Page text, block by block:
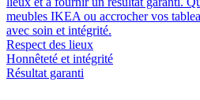
meubles IKEA ou accrocher vos
avec soin et intégrité.
Respect des lieux
Honnêteté et intégrité
Résultat garanti